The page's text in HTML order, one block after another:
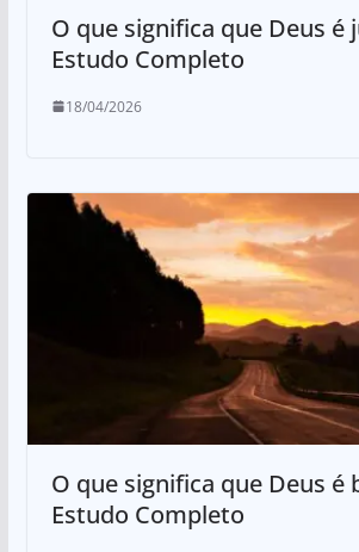
O que significa que Deus é
Estudo Completo
18/04/2026
O que significa que Deus é
Estudo Completo